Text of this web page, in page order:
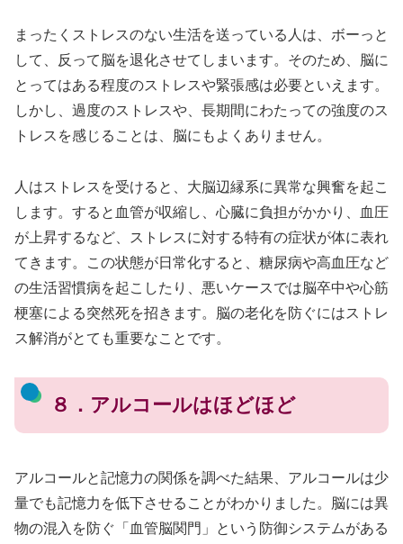
まったくストレスのない生活を送っている人は、ボーっと
して、反って脳を退化させてしまいます。そのため、脳に
とってはある程度のストレスや緊張感は必要といえます。
しかし、過度のストレスや、長期間にわたっての強度のス
トレスを感じることは、脳にもよくありません。
人はストレスを受けると、大脳辺縁系に異常な興奮を起こ
します。すると血管が収縮し、心臓に負担がかかり、血圧
が上昇するなど、ストレスに対する特有の症状が体に表れ
てきます。この状態が日常化すると、糖尿病や高血圧など
の生活習慣病を起こしたり、悪いケースでは脳卒中や心筋
梗塞による突然死を招きます。脳の老化を防ぐにはストレ
ス解消がとても重要なことです。
８．アルコールはほどほど
アルコールと記憶力の関係を調べた結果、アルコールは少
量でも記憶力を低下させることがわかりました。脳には異
物の混入を防ぐ「血管脳関門」という防御システムがある